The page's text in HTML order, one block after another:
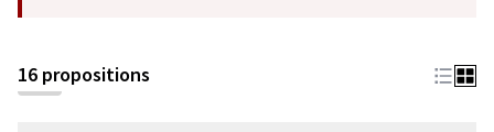
16 propositions